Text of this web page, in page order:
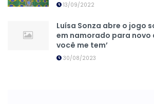
13/09/2022
Luísa Sonza abre o jogo
em namorado para novo
você me tem’
30/08/2023